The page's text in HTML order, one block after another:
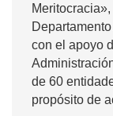
con el apoyo
de 60
propósito de